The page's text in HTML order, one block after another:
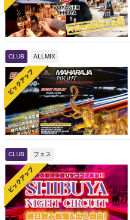
CLUB ALLMIX
CLUB フェス